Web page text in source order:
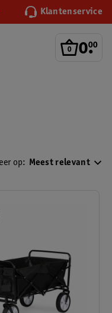
Klantenservice
0.
00
op: Meest relevant